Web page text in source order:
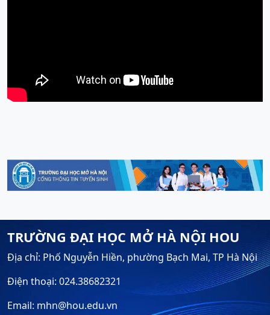
TRƯỜNG ĐẠI HỌC MỞ HÀ NỘI HOU
Địa chỉ: Phố Nguyễn Hiền, phường Bạch Mai, TP Hà Nội
Điện thoại: 024.38682321
Email: mhn@hou.edu.vn